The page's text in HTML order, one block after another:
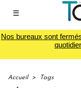
☰
Nos bureaux sont
Accueil > Tags